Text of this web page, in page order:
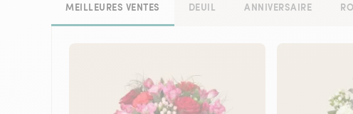
MEILLEURES VENTES DEUIL ANNIVERSAIRE